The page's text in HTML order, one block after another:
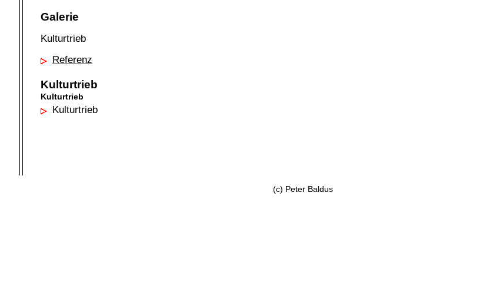
Galerie
Kulturtrieb
Referenz
Kulturtrieb
Kulturtrieb
Kulturtrieb
(c) Peter Baldus